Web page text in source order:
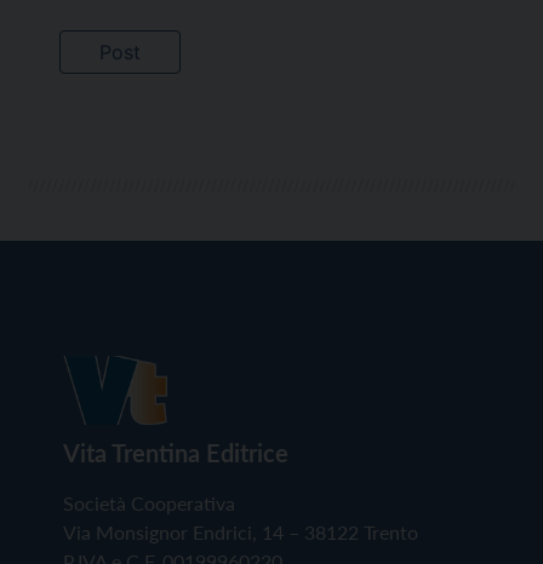
Vita Trentina Editrice
Società Cooperativa
Via Monsignor Endrici, 14 – 38122 Trento